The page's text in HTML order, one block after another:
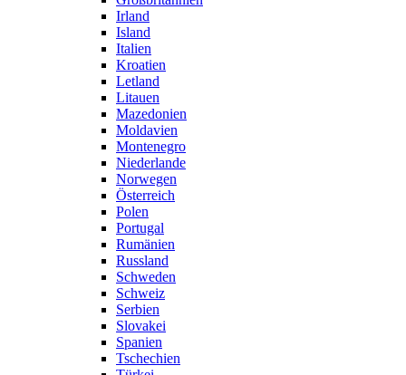
Irland
Island
Italien
Kroatien
Letland
Litauen
Mazedonien
Moldavien
Montenegro
Niederlande
Norwegen
Österreich
Polen
Portugal
Rumänien
Russland
Schweden
Schweiz
Serbien
Slovakei
Spanien
Tschechien